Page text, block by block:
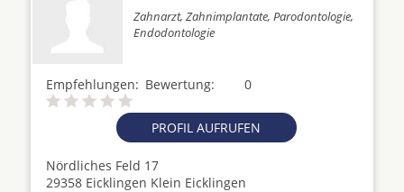
Zahnarzt, Zahnimplantate, Parodontologie,
Endodontologie
Empfehlungen: 0
Bewertung:
PROFIL AUFRUFEN
Nördliches Feld 17
29358 Eicklingen Klein Eicklingen